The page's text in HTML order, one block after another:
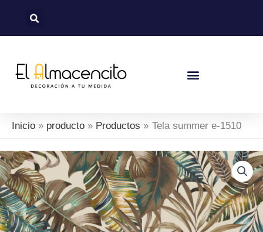
Inicio producto Productos Tela summer e-1510